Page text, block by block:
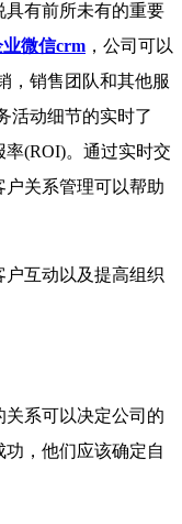
有前所未有的重要
业微信crm ，公司可以
，销售团队和其他服
活动细节的实时了
(ROI)。通过实时交
关系管理可以帮助
互动以及提高组织
系可以决定公司的
，他们应该确定自